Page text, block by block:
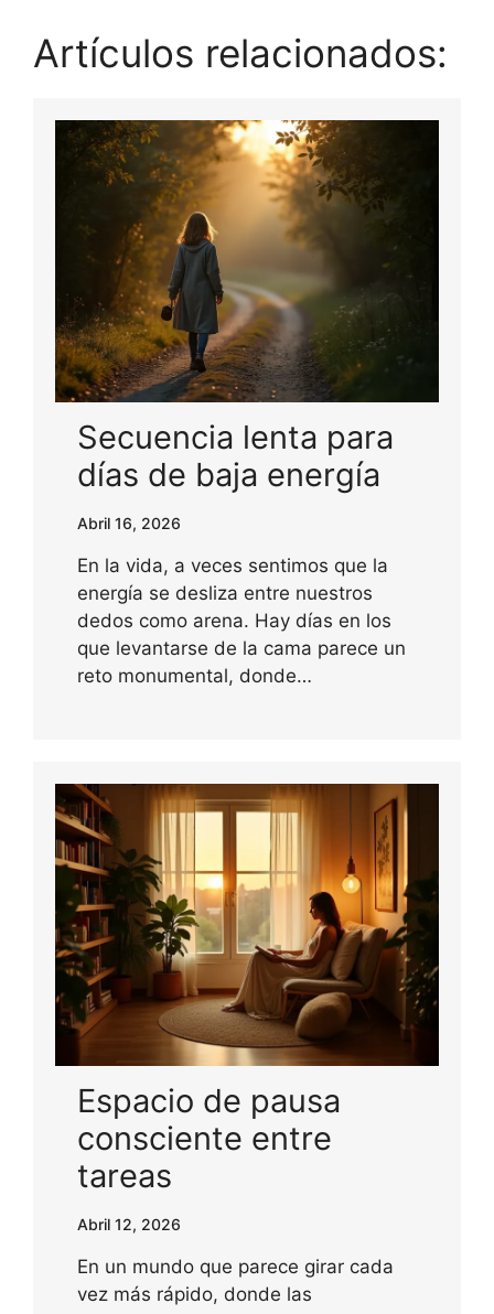
Artículos relacionados:
Secuencia lenta para
días de baja energía
Abril 16, 2026
En la vida, a veces sentimos que la
energía se desliza entre nuestros
dedos como arena. Hay días en los
que levantarse de la cama parece un
reto monumental, donde…
Espacio de pausa
consciente entre
tareas
Abril 12, 2026
En un mundo que parece girar cada
vez más rápido, donde las